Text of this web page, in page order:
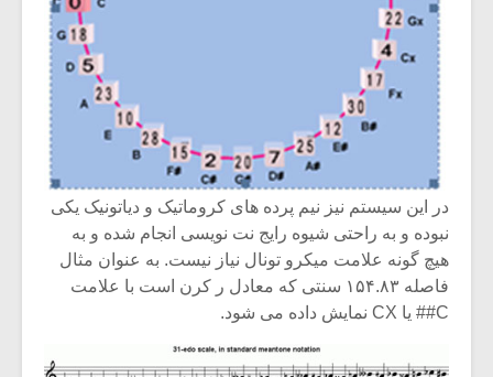
در این سیستم نیز نیم پرده های کروماتیک و دیاتونیک یکی
نبوده و به راحتی شیوه رایج نت نویسی انجام شده و به
هیچ گونه علامت میکرو تونال نیاز نیست. به عنوان مثال
فاصله ۱۵۴.۸۳ سنتی که معادل ر کرن است با علامت
C## یا CX نمایش داده می شود.